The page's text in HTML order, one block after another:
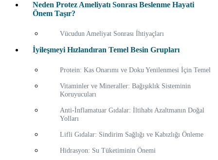
Neden Protez Ameliyatı Sonrası Beslenme Hayati
Önem Taşır?
Vücudun Ameliyat Sonrası İhtiyaçları
İyileşmeyi Hızlandıran Temel Besin Grupları
Protein: Kas Onarımı ve Doku Yenilenmesi İçin Temel
Vitaminler ve Mineraller: Bağışıklık Sisteminin
Koruyucuları
Anti-İnflamatuar Gıdalar: İltihabı Azaltmanın Doğal
Yolları
Lifli Gıdalar: Sindirim Sağlığı ve Kabızlığı Önleme
Hidrasyon: Su Tüketiminin Önemi